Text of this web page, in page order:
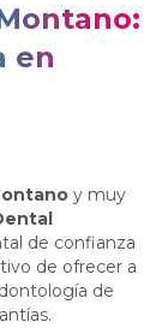
en
y muy
de confianza
de ofrecer a
de